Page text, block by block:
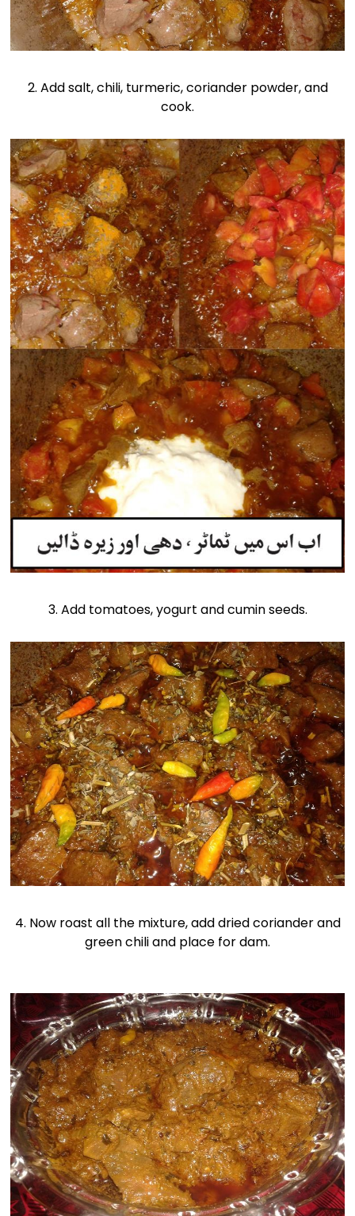
2. Add salt, chili, turmeric, coriander powder, and
cook.
3. Add tomatoes, yogurt and cumin seeds.
4. Now roast all the mixture, add dried coriander and
green chili and place for dam.